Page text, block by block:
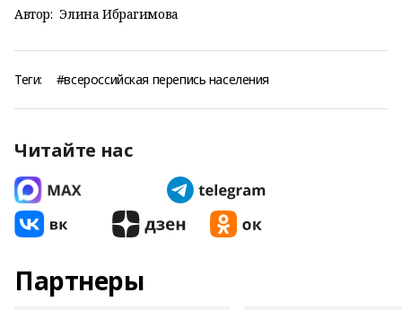
Автор: Элина Ибрагимова
Теги: #всероссийская перепись населения
Читайте нас
Партнеры